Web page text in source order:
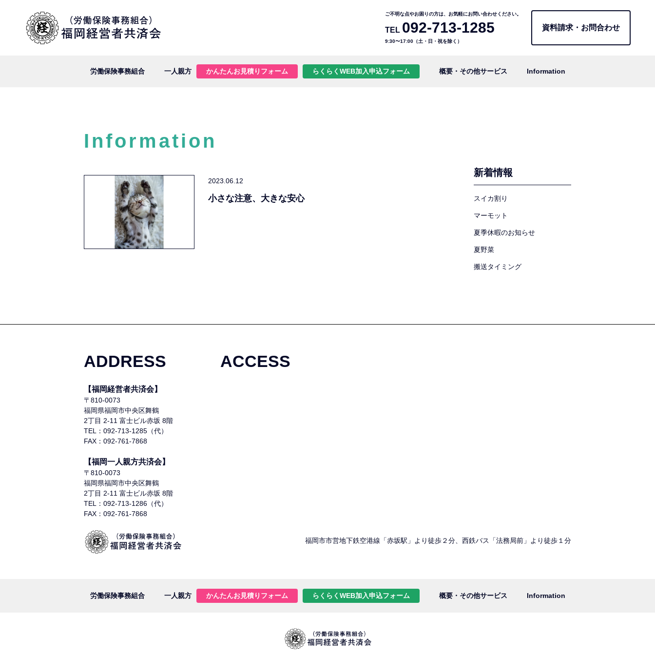
ご不明な点やお困りの方は、お気軽にお問い合わせください。
TEL 092-713-1285
9:30〜17:00（土・日・祝を除く）
資料請求・お問合わせ
労働保険事務組合 一人親方 かんたんお見積りフォーム らくらくWEB加入申込フォーム 概要・その他サービス Information
Information
2023.06.12
小さな注意、大きな安心
新着情報
スイカ割り
マーモット
夏季休暇のお知らせ
夏野菜
搬送タイミング
ADDRESS
【福岡経営者共済会】
〒810-0073
福岡県福岡市中央区舞鶴
2丁目 2-11 富士ビル赤坂 8階
TEL：092-713-1285（代）
FAX：092-761-7868
【福岡一人親方共済会】
〒810-0073
福岡県福岡市中央区舞鶴
2丁目 2-11 富士ビル赤坂 8階
TEL：092-713-1286（代）
FAX：092-761-7868
ACCESS
福岡市市営地下鉄空港線「赤坂駅」より徒歩２分、西鉄バス「法務局前」より徒歩１分
労働保険事務組合 一人親方 かんたんお見積りフォーム らくらくWEB加入申込フォーム 概要・その他サービス Information